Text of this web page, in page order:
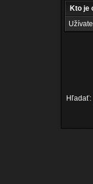
Kto je
Hľadať: